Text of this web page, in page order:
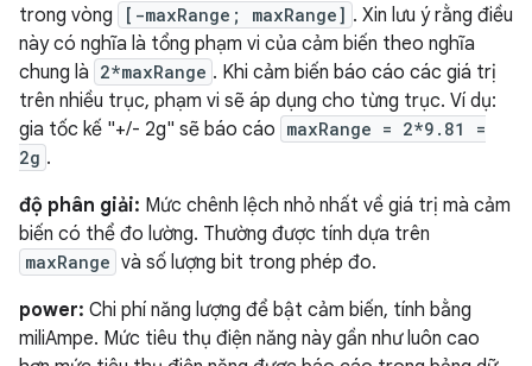
trong vòng
[-maxRange; maxRange] . Xin lưu ý rằng điều
này có nghĩa là tổng phạm vi của cảm biến theo nghĩa
chung là 2*maxRange . Khi cảm biến báo cáo các giá trị
trên nhiều trục, phạm vi sẽ áp dụng cho từng trục. Ví dụ:
gia tốc kế "+/- 2g" sẽ báo cáo maxRange = 2*9.81 =
2g .
độ phân giải: Mức chênh lệch nhỏ nhất về giá trị mà cảm
biến có thể đo lường. Thường được tính dựa trên
maxRange và số lượng bit trong phép đo.
power: Chi phí năng lượng để bật cảm biến, tính bằng
miliAmpe. Mức tiêu thụ điện năng này gần như luôn cao